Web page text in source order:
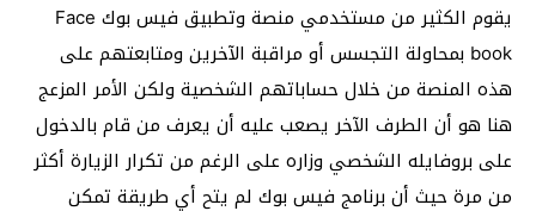
يقوم الكثير من مستخدمي منصة وتطبيق فيس بوك Face
book بمحاولة التجسس أو مراقبة الآخرين ومتابعتهم على
هذه المنصة من خلال حساباتهم الشخصية ولكن الأمر المزعج
هنا هو أن الطرف الآخر يصعب عليه أن يعرف من قام بالدخول
على بروفايله الشخصي وزاره على الرغم من تكرار الزيارة أكثر
من مرة حيث أن برنامج فيس بوك لم يتح أي طريقة تمكن